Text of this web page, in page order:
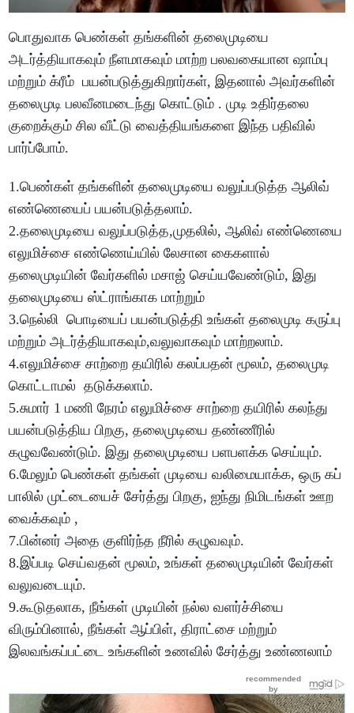
பொதுவாக பெண்கள் தங்களின் தலைமுடியை
அடர்த்தியாகவும் நீளமாகவும் மாற்ற பலவகையான ஷாம்பு
மற்றும் க்ரீம் பயன்படுத்துகிறார்கள், இதனால் அவர்களின்
தலைமுடி பலவீனமடைந்து கொட்டும் . முடி உதிர்தலை
குறைக்கும் சில வீட்டு வைத்தியங்களை இந்த பதிவில்
பார்ப்போம்.
1.பெண்கள் தங்களின் தலைமுடியை வலுப்படுத்த ஆலிவ்
எண்ணெயைப் பயன்படுத்தலாம்.
2.தலைமுடியை வலுப்படுத்த,முதலில், ஆலிவ் எண்ணெயை
எலுமிச்சை எண்ணெய்யில் லேசான கைகளால்
தலைமுடியின் வேர்களில் மசாஜ் செய்யவேண்டும், இது
தலைமுடியை ஸ்ட்ராங்காக மாற்றும்
3.நெல்லி பொடியைப் பயன்படுத்தி உங்கள் தலைமுடி கருப்பு
மற்றும் அடர்த்தியாகவும்,வலுவாகவும் மாற்றலாம்.
4.எலுமிச்சை சாற்றை தயிரில் கலப்பதன் மூலம், தலைமுடி
கொட்டாமல் தடுக்கலாம்.
5.சுமார் 1 மணி நேரம் எலுமிச்சை சாற்றை தயிரில் கலந்து
பயன்படுத்திய பிறகு, தலைமுடியை தண்ணீரில்
கழுவவேண்டும். இது தலைமுடியை பளபளக்க செய்யும்.
6.மேலும் பெண்கள் தங்கள் முடியை வலிமையாக்க, ஒரு கப்
பாலில் முட்டையைச் சேர்த்து பிறகு, ஐந்து நிமிடங்கள் ஊற
வைக்கவும் ,
7.பின்னர் அதை குளிர்ந்த நீரில் கழுவவும்.
8.இப்படி செய்வதன் மூலம், உங்கள் தலைமுடியின் வேர்கள்
வலுவடையும்.
9.கூடுதலாக, நீங்கள் முடியின் நல்ல வளர்ச்சியை
விரும்பினால், நீங்கள் ஆப்பிள், திராட்சை மற்றும்
இலவங்கப்பட்டை உங்களின் உணவில் சேர்த்து உண்ணலாம்